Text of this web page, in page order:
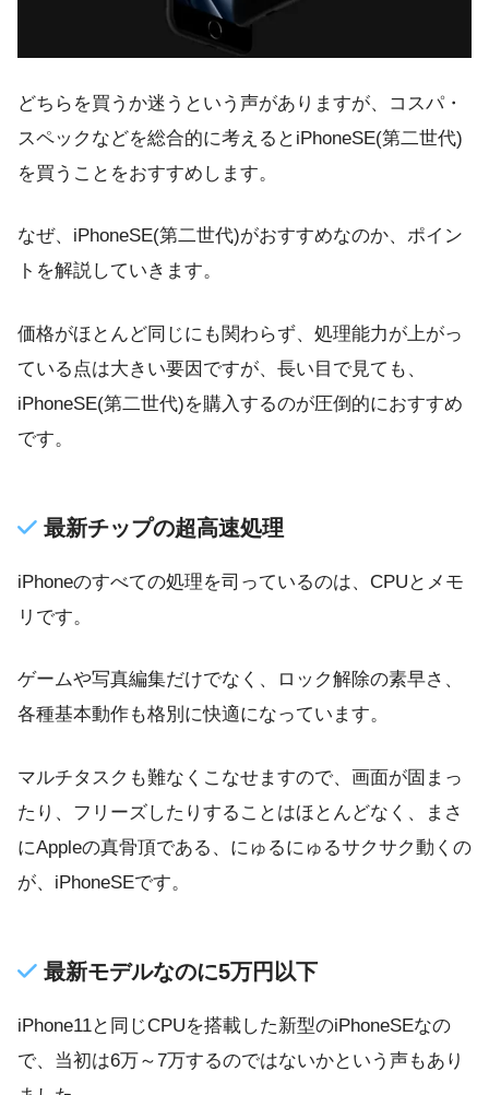
どちらを買うか迷うという声がありますが、コスパ・
スペックなどを総合的に考えるとiPhoneSE(第二世代)
を買うことをおすすめします。
なぜ、iPhoneSE(第二世代)がおすすめなのか、ポイン
トを解説していきます。
価格がほとんど同じにも関わらず、処理能力が上がっ
ている点は大きい要因ですが、長い目で見ても、
iPhoneSE(第二世代)を購入するのが圧倒的におすすめ
です。
最新チップの超高速処理
iPhoneのすべての処理を司っているのは、CPUとメモ
リです。
ゲームや写真編集だけでなく、ロック解除の素早さ、
各種基本動作も格別に快適になっています。
マルチタスクも難なくこなせますので、画面が固まっ
たり、フリーズしたりすることはほとんどなく、まさ
にAppleの真骨頂である、にゅるにゅるサクサク動くの
が、iPhoneSEです。
最新モデルなのに5万円以下
iPhone11と同じCPUを搭載した新型のiPhoneSEなの
で、当初は6万～7万するのではないかという声もあり